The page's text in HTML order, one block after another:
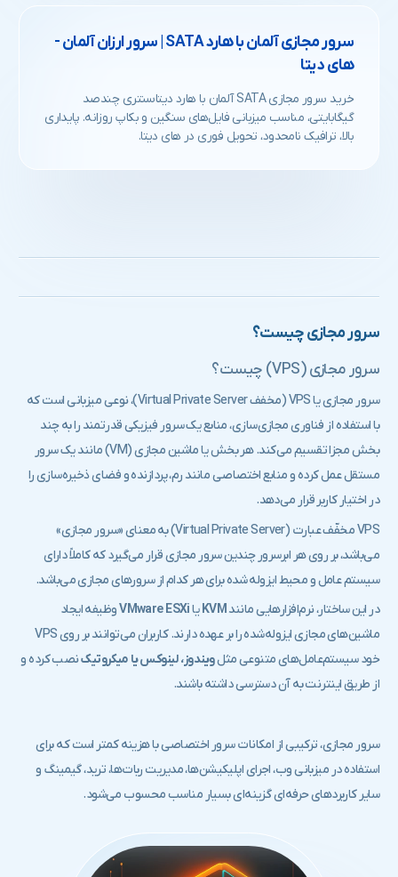
سرور مجازی آلمان با هارد SATA | سرور ارزان آلمان -
های دیتا
خرید سرور مجازی SATA آلمان با هارد دیتاسنتری چندصد
گیگابایتی، مناسب میزبانی فایل‌های سنگین و بکاپ روزانه. پایداری
بالا، ترافیک نامحدود، تحویل فوری در های‌ دیتا.
سرور مجازی چیست؟
سرور مجازی (VPS) چیست؟
سرور مجازی یا VPS (مخفف Virtual Private Server)، نوعی میزبانی است که
با استفاده از فناوری مجازی‌سازی، منابع یک سرور فیزیکی قدرتمند را به چند
بخش مجزا تقسیم می‌کند. هر بخش یا ماشین مجازی (VM) مانند یک سرور
مستقل عمل کرده و منابع اختصاصی مانند رم، پردازنده و فضای ذخیره‌سازی را
در اختیار کاربر قرار می‌دهد.
VPS مخفّف عبارت (Virtual Private Server) به معنای «سرور مجازی»
می‌باشد، بر روی هر ابرسرور چندین سرور مجازی قرار می‌گیرد که کاملاً دارای
سیستم عامل و محیط ایزوله شده برای هر کدام از سرورهای مجازی می‌باشد.
در این ساختار، نرم‌افزارهایی مانندKVMیاVMware ESXiوظیفه ایجاد
ماشین‌های مجازی ایزوله‌شده را بر عهده دارند. کاربران می‌توانند بر روی VPS
خود سیستم‌عامل‌های متنوعی مثلویندوز، لینوکس یا میکروتیکنصب کرده و
از طریق اینترنت به آن دسترسی داشته باشند.
سرور مجازی، ترکیبی از امکانات سرور اختصاصی با هزینه کمتر است که برای
استفاده در میزبانی وب، اجرای اپلیکیشن‌ها، مدیریت ربات‌ها، ترید، گیمینگ و
سایر کاربردهای حرفه‌ای گزینه‌ای بسیار مناسب محسوب می‌شود.